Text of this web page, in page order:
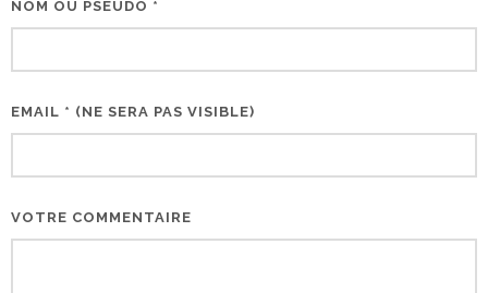
NOM OU PSEUDO *
EMAIL * (NE SERA PAS VISIBLE)
VOTRE COMMENTAIRE